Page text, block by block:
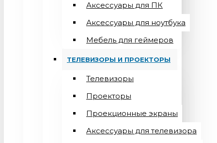
Аксессуары для ПК
Аксессуары для ноутбука
Мебель для геймеров
ТЕЛЕВИЗОРЫ И ПРОЕКТОРЫ
Телевизоры
Проекторы
Проекционные экраны
Aксессуары для телевизора